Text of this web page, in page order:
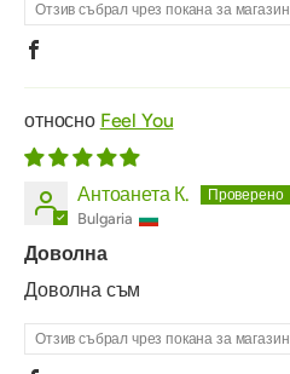
Отзив събрал чрез покана за магазин
Feel You
Антоанета К.
Bulgaria
Доволна
Доволна съм
Отзив събрал чрез покана за магазин